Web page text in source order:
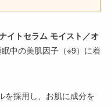
イトセラム モイスト／オ
中の美肌因子（※9）に着
を採用し、お肌に成分を